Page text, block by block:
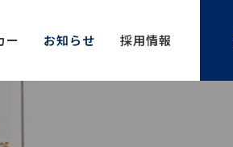
ー お知らせ 採用情報